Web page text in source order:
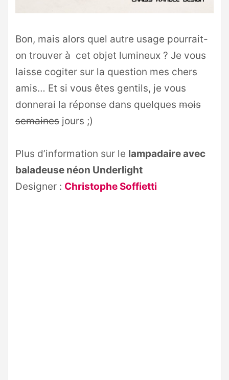
Bon, mais alors quel autre usage pourrait-
on trouver à cet objet lumineux ? Je vous
laisse cogiter sur la question mes chers
amis… Et si vous êtes gentils, je vous
donnerai la réponse dans quelques mois
semaines jours ;)
Plus d’information sur le lampadaire avec
baladeuse néon Underlight
Designer : Christophe Soffietti